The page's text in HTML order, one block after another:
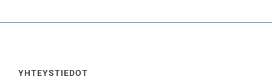
YHTEYSTIEDOT